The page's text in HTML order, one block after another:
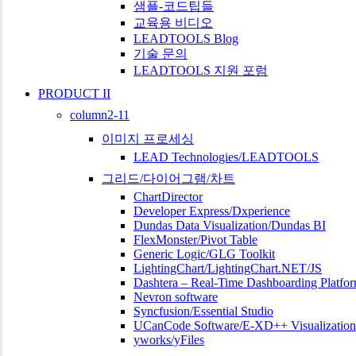
샘플-코드팁들
교육용 비디오
LEADTOOLS Blog
기술 문의
LEADTOOLS 지원 포럼
PRODUCT II
column2-11
이미지 프로세싱
LEAD Technologies/LEADTOOLS
그리드/다이어그램/차트
ChartDirector
Developer Express/Dxperience
Dundas Data Visualization/Dundas BI
FlexMonster/Pivot Table
Generic Logic/GLG Toolkit
LightingChart/LightingChart.NET/JS
Dashtera – Real-Time Dashboarding
Nevron software
Syncfusion/Essential Studio
UCanCode Software/E-XD++ Visualization
yworks/yFiles